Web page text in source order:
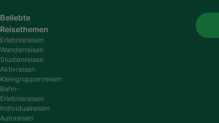
Beliebte
Reisethemen
Erlebnisreisen
Wanderreisen
Studienreisen
Aktivreisen
Kleingruppenreisen
Bahn-
Erlebnisreisen
Individualreisen
Autoreisen